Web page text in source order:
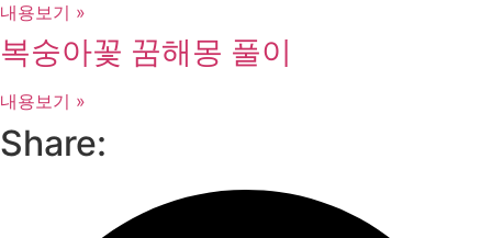
내용보기 »
복숭아꽃 꿈해몽 풀이
내용보기 »
Share: